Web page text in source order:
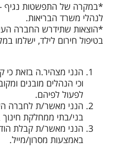
*במקרה של התפשטות נגיף
לנהלי משרד הבריאות.
*הוצאות שתידרש החברה
בטיפול חירום לילד, ישלמו
הנני מצהיר.ה בזאת
וכי הנהלים מובנים
לפעול לפיהם.
הנני מאשר/ת לחברה
בני/בתי ממחלקת חינוך
הנני מאשר/ת קבלת
באמצעות מסרון/מייל.